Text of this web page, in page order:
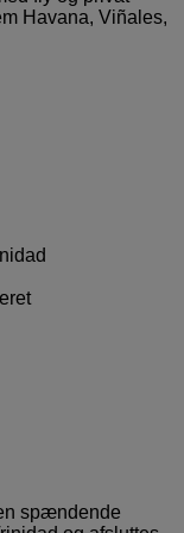
Havana, Viñales,
spændende